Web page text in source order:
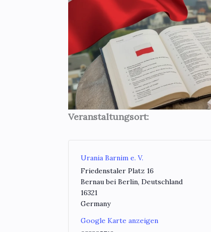
Veranstaltungsort:
Urania Barnim e. V.
Friedenstaler Platz 16
Bernau bei Berlin, Deutschland
16321
Germany
Google Karte anzeigen